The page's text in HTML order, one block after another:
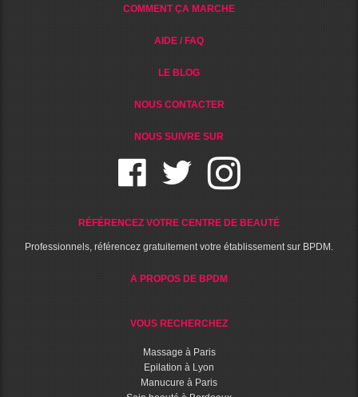
COMMENT ÇA MARCHE
AIDE / FAQ
LE BLOG
NOUS CONTACTER
NOUS SUIVRE SUR
RÉFÉRENCEZ VOTRE CENTRE DE BEAUTÉ
Professionnels, référencez gratuitement votre établissement sur BPDM.
A PROPOS DE BPDM
VOUS RECHERCHEZ
Massage à Paris
Epilation à Lyon
Manucure à Paris